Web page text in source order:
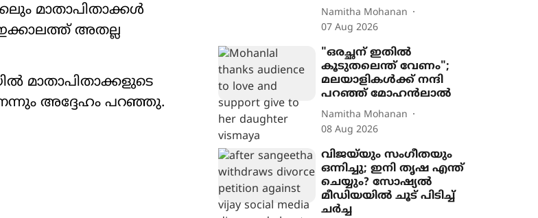
മാതാപിതാക്കൾ
ഇക്കാലത്ത് അതല്ല
മാതാപിതാക്കളുടെ
അദ്ദേഹം പറഞ്ഞു.
Namitha Mohanan
07 Aug 2026
"ഒരച്ഛന് ഇതില്‍
കൂടുതലെന്ത് വേണം";
മലയാളികൾക്ക് നന്ദി
പറഞ്ഞ് മോഹന്‍ലാല്‍
Namitha Mohanan
08 Aug 2026
വിജയ്‌യും സംഗീതയും
ഒന്നിച്ചു; ഇനി തൃഷ എന്ത്
ചെയ്യും? സോഷ്യൽ
മീഡിയയിൽ ചൂട് പിടിച്ച്
ചർച്ച